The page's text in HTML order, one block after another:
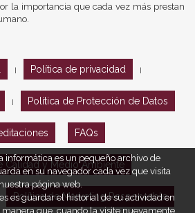
la importancia que cada vez más prestan
Política de privacidad
Política de Protección de Datos
FAQs
Calidad y Medio Ambiente
Política de Marketing Responsable
informática es un pequeño archivo de
en su navegador cada vez que visita
nuestra página web.
es guardar el historial de su actividad en
que, cuando la visite nuevamente,